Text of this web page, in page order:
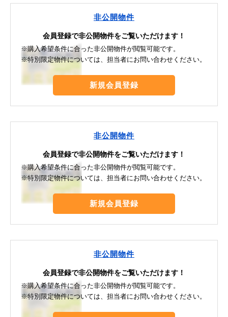
非公開物件
会員登録で非公開物件をご覧いただけます！
※購入希望条件に合った非公開物件が閲覧可能です。
※特別限定物件については、担当者にお問い合わせください。
新規会員登録
非公開物件
会員登録で非公開物件をご覧いただけます！
※購入希望条件に合った非公開物件が閲覧可能です。
※特別限定物件については、担当者にお問い合わせください。
新規会員登録
非公開物件
会員登録で非公開物件をご覧いただけます！
※購入希望条件に合った非公開物件が閲覧可能です。
※特別限定物件については、担当者にお問い合わせください。